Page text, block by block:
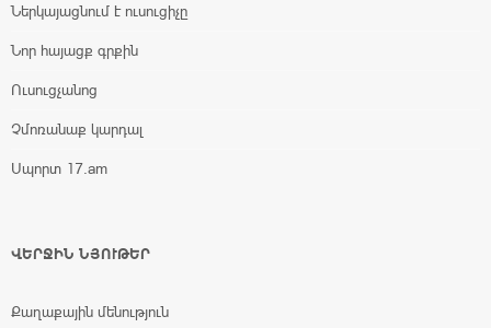
Ներկայացնում է ուսուցիչը
Նոր հայացք գրքին
Ուսուցչանոց
Չմոռանաք կարդալ
Սպորտ 17.am
ՎԵՐՋԻՆ ՆՅՈՒԹԵՐ
Քաղաքային մենություն